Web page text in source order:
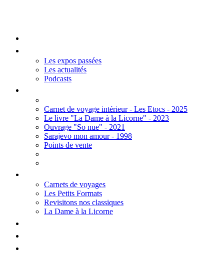
Les expos passées
Les actualités
Podcasts
Carnet de voyage intérieur - Les Etocs - 2025
Le livre "La Dame à la Licorne" - 2023
Ouvrage "So nue" - 2021
Sarajevo mon amour - 1998
Points de vente
Carnets de voyages
Les Petits Formats
Revisitons nos classiques
La Dame à la Licorne